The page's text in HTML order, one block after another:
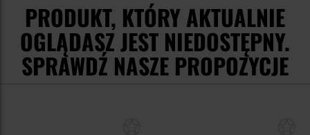
PRODUKT, KTÓRY AKTUALNIE
OGLĄDASZ JEST NIEDOSTĘPNY.
SPRAWDŹ NASZE PROPOZYCJE